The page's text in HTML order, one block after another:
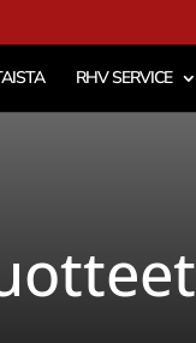
RHV SERVICE